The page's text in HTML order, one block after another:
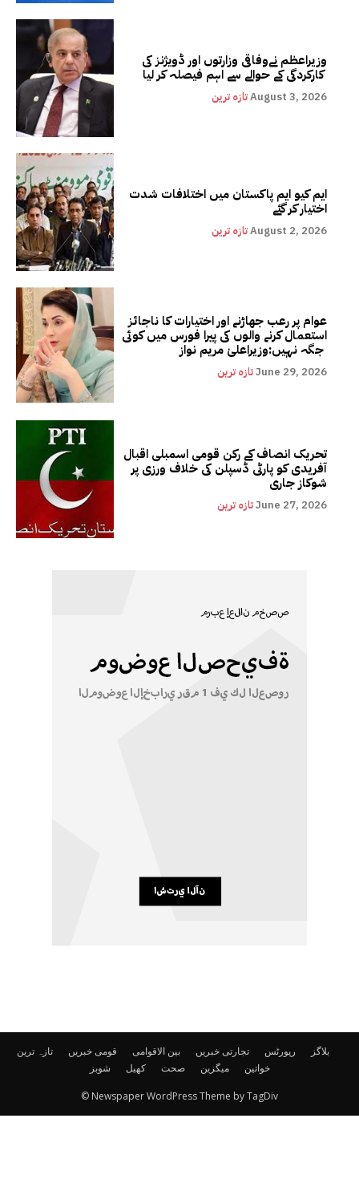
وزیراعظم نےوفاقی وزارتوں اور ڈویژنز کی
کارکردگی کے حوالے سے اہم فیصلہ کر لیا
تازہ ترینAugust 3, 2026
ایم کیو ایم پاکستان میں اختلافات شدت
اختیار کر گئے
تازہ ترینAugust 2, 2026
عوام پر رعب جھاڑنے اور اختیارات کا ناجائز
استعمال کرنے والوں کی پیرا فورس میں کوئی
تازہ ترینJune 29, 2026
تحریک انصاف کے رکن قومی اسمبلی اقبال
آفریدی کو پارٹی ڈسپلن کی خلاف ورزی پر
شوکاز جاری
تازہ ترینJune 27, 2026
تازہ ترین قومی خبریں بین الاقوامی تجارتی خبریں رپورٹس
بلاگز
شوبز
کھیل صحت میگزین خواتین
© Newspaper WordPress Theme by TagDiv